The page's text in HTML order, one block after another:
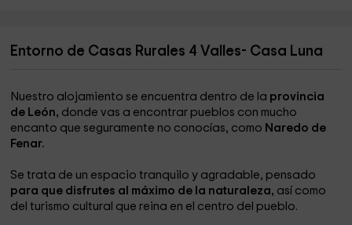
Entorno de Casas Rurales 4 Valles- Casa Luna
Nuestro alojamiento se encuentra dentro de la provincia
de León, donde vas a encontrar pueblos con mucho
encanto que seguramente no conocías, como Naredo de
Fenar.
Se trata de un espacio tranquilo y agradable, pensado
para que disfrutes al máximo de la naturaleza, así como
del turismo cultural que reina en el centro del pueblo.